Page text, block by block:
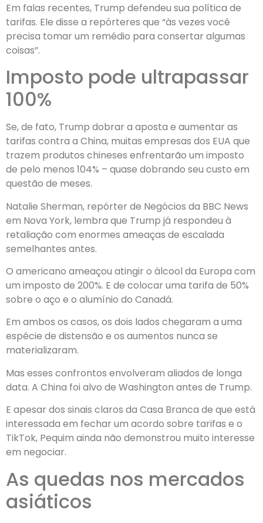
Em falas recentes, Trump defendeu sua política de
tarifas. Ele disse a repórteres que “às vezes você
precisa tomar um remédio para consertar algumas
coisas”.
Imposto pode ultrapassar
100%
Se, de fato, Trump dobrar a aposta e aumentar as
tarifas contra a China, muitas empresas dos EUA que
trazem produtos chineses enfrentarão um imposto
de pelo menos 104% – quase dobrando seu custo em
questão de meses.
Natalie Sherman, repórter de Negócios da BBC News
em Nova York, lembra que Trump já respondeu à
retaliação com enormes ameaças de escalada
semelhantes antes.
O americano ameaçou atingir o álcool da Europa com
um imposto de 200%. E de colocar uma tarifa de 50%
sobre o aço e o alumínio do Canadá.
Em ambos os casos, os dois lados chegaram a uma
espécie de distensão e os aumentos nunca se
materializaram.
Mas esses confrontos envolveram aliados de longa
data. A China foi alvo de Washington antes de Trump.
E apesar dos sinais claros da Casa Branca de que está
interessada em fechar um acordo sobre tarifas e o
TikTok, Pequim ainda não demonstrou muito interesse
em negociar.
As quedas nos mercados
asiáticos